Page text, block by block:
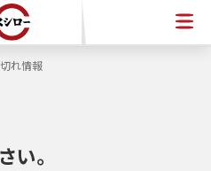
れ情報
い。